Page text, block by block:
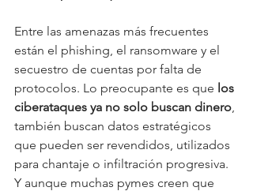
Entre las amenazas más frecuentes
están el phishing, el ransomware y el
secuestro de cuentas por falta de
protocolos. Lo preocupante es que los
ciberataques ya no solo buscan dinero
también buscan datos estratégicos
que pueden ser revendidos, utilizados
para chantaje o infiltración progresiva.
Y aunque muchas pymes creen que